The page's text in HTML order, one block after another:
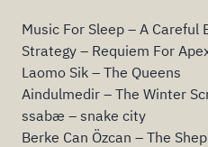
Music For Sleep – A Careful
Strategy – Requiem For
Laomo Sik – The Queens
Aindulmedir – The Winter
ssabæ – snake city
Berke Can Özcan – The